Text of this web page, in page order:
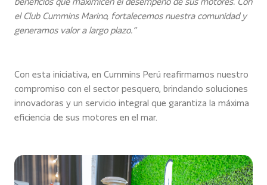
beneficios que maximicen el desempeño de sus motores. Con
el Club Cummins Marino, fortalecemos nuestra comunidad y
generamos valor a largo plazo.”
Con esta iniciativa, en Cummins Perú reafirmamos nuestro
compromiso con el sector pesquero, brindando soluciones
innovadoras y un servicio integral que garantiza la máxima
eficiencia de sus motores en el mar.